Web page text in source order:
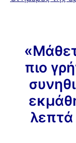
πιο
λεπτά